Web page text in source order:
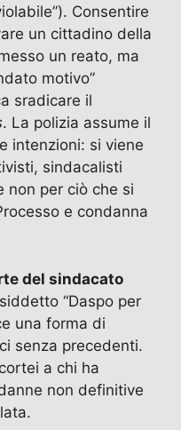
Consentire
un cittadino della
un reato, ma
motivo”
sradicare il
. La polizia assume il
intenzioni: si viene
sindacalisti
non per ciò che si
e condanna
del sindacato
“Daspo per
una forma di
senza precedenti.
a chi ha
non definitive